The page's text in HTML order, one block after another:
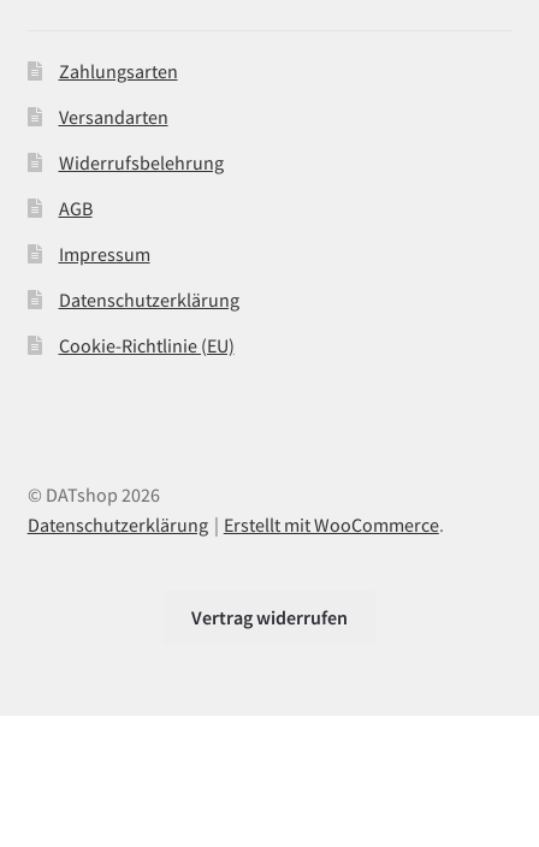
Zahlungsarten
Versandarten
Widerrufsbelehrung
AGB
Impressum
Datenschutzerklärung
Cookie-Richtlinie (EU)
© DATshop 2026
Datenschutzerklärung
Erstellt mit WooCommerce.
Vertrag widerrufen